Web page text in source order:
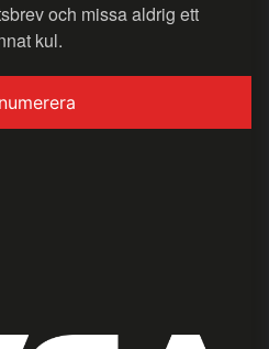
och missa aldrig ett
kul.